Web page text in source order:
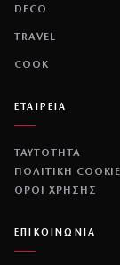
DECO
TRAVEL
COOK
ΕΤΑΙΡΕΙΑ
ΤΑΥΤΟΤΗΤΑ
ΠΟΛΙΤΙΚΉ
ΌΡΟΙ ΧΡΉΣΗΣ
ΕΠΙΚΟΙΝΩΝΙΑ